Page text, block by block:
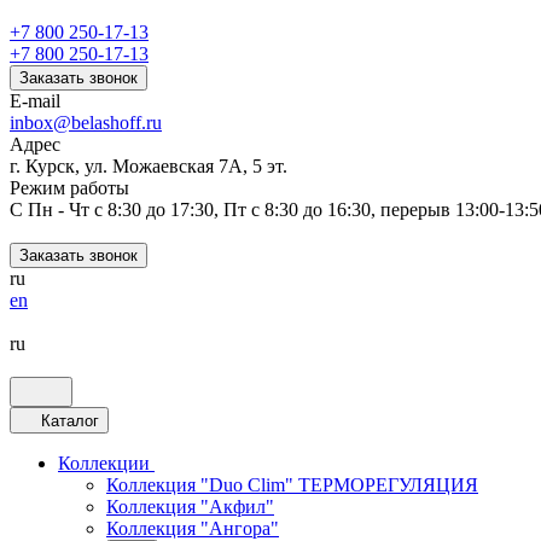
+7 800 250-17-13
+7 800 250-17-13
Заказать звонок
E-mail
inbox@belashoff.ru
Адрес
г. Курск, ул. Можаевская 7А, 5 эт.
Режим работы
C Пн - Чт с 8:30 до 17:30, Пт с 8:30 до 16:30, перерыв 13:00-
Заказать звонок
ru
en
ru
Каталог
Коллекции
Коллекция "Duo Clim" ТЕРМОРЕГУЛЯЦИЯ
Коллекция "Акфил"
Коллекция "Ангора"